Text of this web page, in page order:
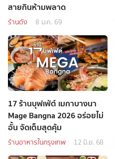
สายกินห้ามพลาด
ร้านดัง 8 ม.ค. 69
17 ร้านบุฟเฟ่ต์ เมกาบางนา
Mage Bangna 2026 อร่อยไม่
อั้น จัดเต็มสุดคุ้ม
ร้านอาหารในกรุงเทพ 12 มิ.ย. 68